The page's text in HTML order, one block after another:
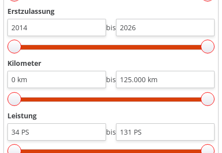
Erstzulassung
bis
Kilometer
bis
Leistung
bis